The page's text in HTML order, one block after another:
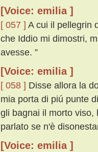
[Voice: emilia ]
[ 057 ] A cui il pellegrin
che Iddio mi dimostri,
avesse. ”
[Voice: emilia ]
[ 058 ] Disse allora la
mia porta di piú punte
gli bagnai il morto viso,
parlato se n'è
[Voice: emilia ]